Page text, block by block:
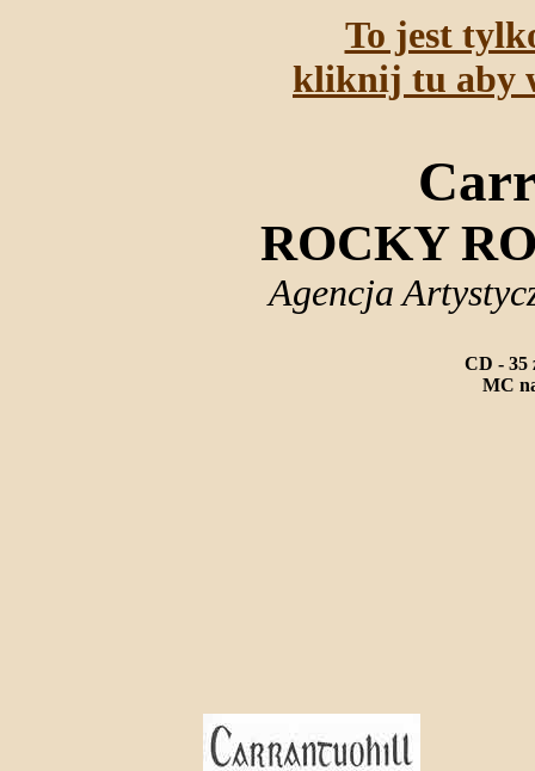
To jest
kliknij tu aby
ROCKY
Agencja
CD - 35
MC